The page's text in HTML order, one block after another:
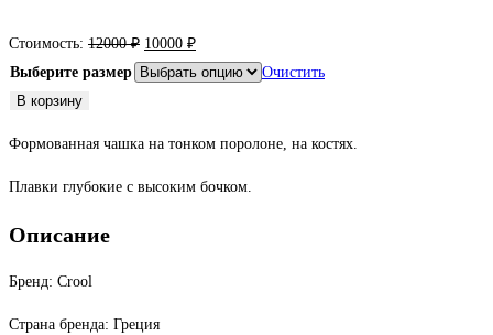
Стоимость: 12000₽ Первоначальная
цена
10000 ₽Текущая
цена:
Выберите размер
Очистить
Количество
Купальник
раздельный
формованной
D
В корзину
Формованная чашка на тонком поролоне, на костях.
Плавки глубокие с высоким бочком.
Описание
Бренд: Crool
Страна бренда: Греция